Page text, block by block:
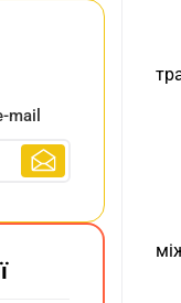
mail